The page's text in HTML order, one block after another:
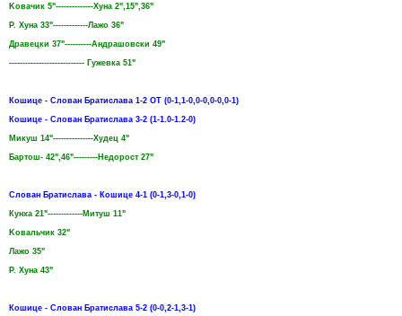
Koвачик 5"--------------Хуна 2",15",36"
Р. Хуна 33"-------------Лажо 36"
Дравецки 37"----------Андрашовски 49"
---------------------------- Гужевка 51"
Кошице - Слован Братислава 1-2 ОТ (0-1,1-0,0-0,0-0,0-1)
Кошице - Слован Братислава 3-2 (1-1.0-1.2-0)
Микуш 14"---------------Худец 4"
Бартош- 42",46"---------Недорост 27"
Слован Братислава - Кошице 4-1 (0-1,3-0,1-0)
Кунха 21"-------------Митуш 11"
Koвальчик 32"
Лажо 35"
Р. Хуна 43"
Кошице - Слован Братислава 5-2 (0-0,2-1,3-1)